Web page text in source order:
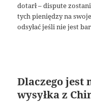
dotarł – dispute
tych pieniędzy na
odsyłać jeśli nie jest
Dlaczego jest
wysyłka z